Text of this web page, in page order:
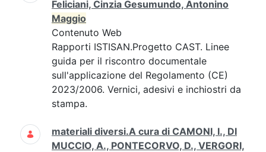
Feliciani, Cinzia Gesumundo, Antonino
Maggio
Contenuto Web
Rapporti ISTISAN.Progetto CAST. Linee
guida per il riscontro documentale
sull'applicazione del Regolamento (CE)
2023/2006. Vernici, adesivi e inchiostri da
stampa.
materiali diversi.A cura di CAMONI, I., DI
MUCCIO, A., PONTECORVO, D., VERGORI,